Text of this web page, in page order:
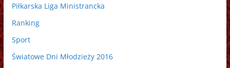
Piłkarska Liga Ministrancka
Ranking
Sport
Światowe Dni Młodzieży 2016